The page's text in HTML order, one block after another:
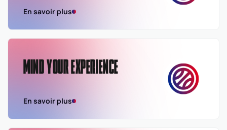
En savoir plus
MIND YOUR EXPERIENCE
En savoir plus